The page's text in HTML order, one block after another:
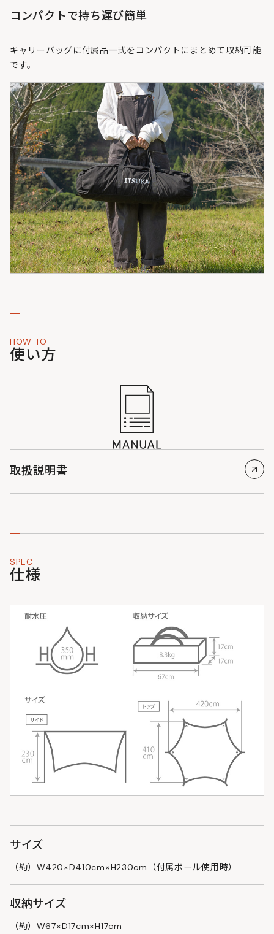
コンパクトで持ち運び簡単
キャリーバッグに付属品一式をコンパクトにまとめて収納可能
です。
HOW TO
使い方
取扱説明書
SPEC
仕様
サイズ
（約）W420×D410cm×H230cm（付属ポール使用時）
収納サイズ
（約）W67×D17cm×H17cm